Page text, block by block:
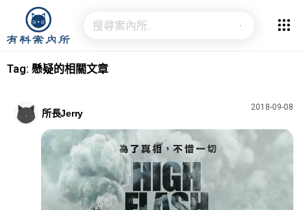
Tag: 懸疑的相關文章
所長Jerry
2018-09-08